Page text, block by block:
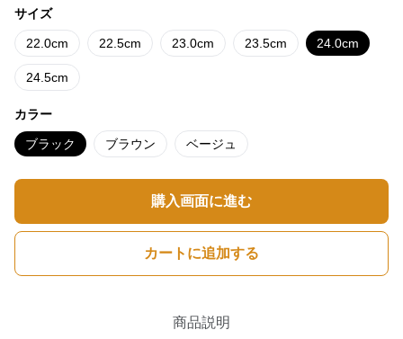
サイズ
22.0cm 22.5cm 23.0cm 23.5cm 24.0cm
24.5cm
カラー
ブラック ブラウン ベージュ
購入画面に進む
カートに追加する
商品説明